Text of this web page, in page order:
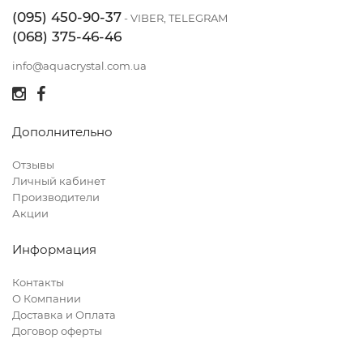
(095) 450-90-37- VIBER, TELEGRAM
(068) 375-46-46
info@aquacrystal.com.ua
Дополнительно
Отзывы
Личный кабинет
Производители
Акции
Информация
Контакты
О Компании
Доставка и Оплата
Договор оферты